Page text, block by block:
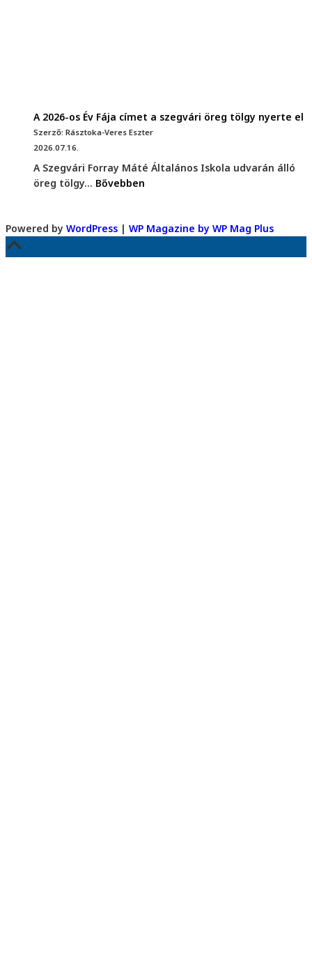
A 2026-os Év Fája címet a szegvári öreg tölgy nyerte el
Szerző: Rásztoka-Veres Eszter
2026.07.16.
A Szegvári Forray Máté Általános Iskola udvarán álló
öreg tölgy... Bővebben
Powered by WordPress | WP Magazine by WP Mag Plus